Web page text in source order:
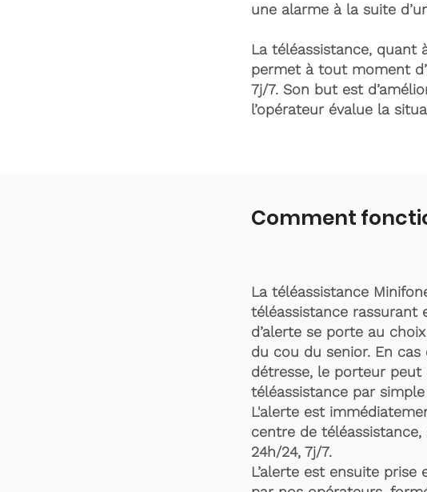
une alarme à la suite
La téléassistance, quant
permet à tout moment
7j/7. Son but est
l’opérateur évalue la
Comment
La téléassistance
téléassistance rassurant
d’alerte se porte au
du cou du senior. En
détresse, le porteur
téléassistance par
L'alerte est
centre de
24h/24, 7j/7.
L’alerte est ensuite